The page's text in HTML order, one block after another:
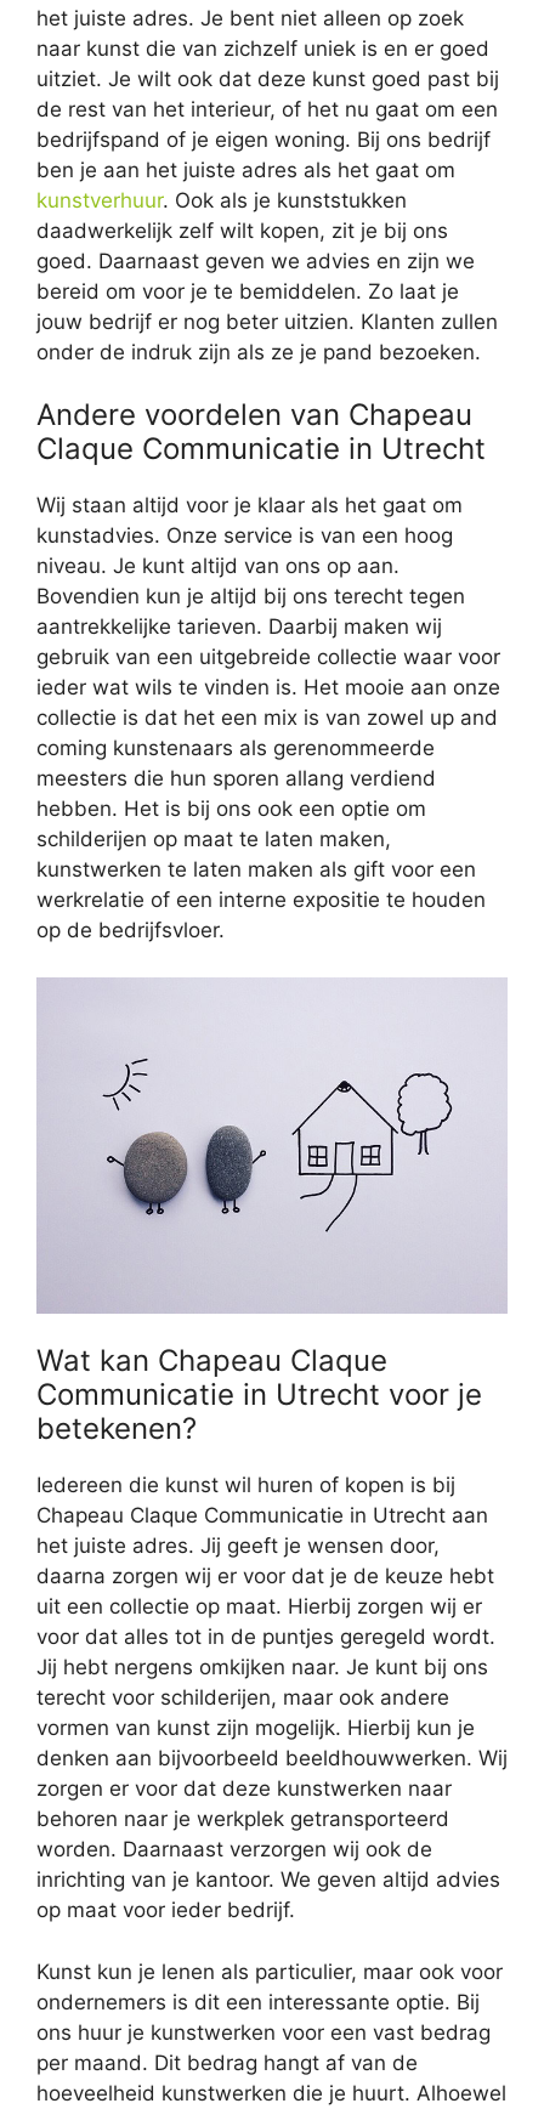
het juiste adres. Je bent niet alleen op zoek
naar kunst die van zichzelf uniek is en er goed
uitziet. Je wilt ook dat deze kunst goed past bij
de rest van het interieur, of het nu gaat om een
bedrijfspand of je eigen woning. Bij ons bedrijf
ben je aan het juiste adres als het gaat om
kunstverhuur. Ook als je kunststukken
daadwerkelijk zelf wilt kopen, zit je bij ons
goed. Daarnaast geven we advies en zijn we
bereid om voor je te bemiddelen. Zo laat je
jouw bedrijf er nog beter uitzien. Klanten zullen
onder de indruk zijn als ze je pand bezoeken.
Andere voordelen van Chapeau
Claque Communicatie in Utrecht
Wij staan altijd voor je klaar als het gaat om
kunstadvies. Onze service is van een hoog
niveau. Je kunt altijd van ons op aan.
Bovendien kun je altijd bij ons terecht tegen
aantrekkelijke tarieven. Daarbij maken wij
gebruik van een uitgebreide collectie waar voor
ieder wat wils te vinden is. Het mooie aan onze
collectie is dat het een mix is van zowel up and
coming kunstenaars als gerenommeerde
meesters die hun sporen allang verdiend
hebben. Het is bij ons ook een optie om
schilderijen op maat te laten maken,
kunstwerken te laten maken als gift voor een
werkrelatie of een interne expositie te houden
op de bedrijfsvloer.
Wat kan Chapeau Claque
Communicatie in Utrecht voor je
betekenen?
Iedereen die kunst wil huren of kopen is bij
Chapeau Claque Communicatie in Utrecht aan
het juiste adres. Jij geeft je wensen door,
daarna zorgen wij er voor dat je de keuze hebt
uit een collectie op maat. Hierbij zorgen wij er
voor dat alles tot in de puntjes geregeld wordt.
Jij hebt nergens omkijken naar. Je kunt bij ons
terecht voor schilderijen, maar ook andere
vormen van kunst zijn mogelijk. Hierbij kun je
denken aan bijvoorbeeld beeldhouwwerken. Wij
zorgen er voor dat deze kunstwerken naar
behoren naar je werkplek getransporteerd
worden. Daarnaast verzorgen wij ook de
inrichting van je kantoor. We geven altijd advies
op maat voor ieder bedrijf.
Kunst kun je lenen als particulier, maar ook voor
ondernemers is dit een interessante optie. Bij
ons huur je kunstwerken voor een vast bedrag
per maand. Dit bedrag hangt af van de
hoeveelheid kunstwerken die je huurt. Alhoewel